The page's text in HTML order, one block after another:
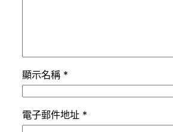
顯示名稱 *
電子郵件地址 *